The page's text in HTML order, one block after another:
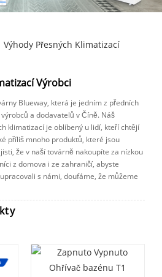
Výhody Přesných Klimatizací
Výrobci
Blueway, která je jedním z předních
a dodavatelů v Číně. Náš
klimatizací je oblíbený u lidí, kteří chtějí
příliš mnoho produktů, které jsou
že v naší továrně nakoupíte za nízkou
z domova i ze zahraničí, abyste
s námi, doufáme, že můžeme